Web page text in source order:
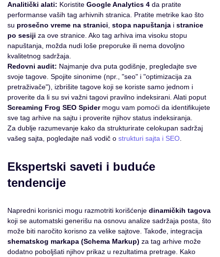
Analitički alati: Koristite Google Analytics 4 da pratite
performanse vaših tag arhivnih stranica. Pratite metrike kao što
su prosečno vreme na stranici stopa napuštanja i stranice
po sesiji za ove stranice. Ako tag arhiva ima visoku stopu
napuštanja, možda nudi loše preporuke ili nema dovoljno
kvalitetnog sadržaja.
Redovni audit: Najmanje dva puta godišnje, pregledajte sve
svoje tagove. Spojite sinonime (npr., "seo" i "optimizacija za
pretraživače"), izbrišite tagove koji se koriste samo jednom i
proverite da li su svi važni tagovi pravilno indeksirani. Alati poput
Screaming Frog SEO Spidermogu vam pomoći da identifikujete
sve tag arhive na sajtu i proverite njihov status indeksiranja.
Za dublje razumevanje kako da strukturirate celokupan sadržaj
vašeg sajta, pogledajte naš vodič o strukturi sajta i SEO
Ekspertski saveti i buduće
tendencije
Napredni korisnici mogu razmotriti korišćenje dinamičkih tagova
koji se automatski generišu na osnovu analize sadržaja posta, što
može biti naročito korisno za velike sajtove. Takođe, integracija
shematskog markapa (Schema Markup) za tag arhive može
dodatno poboljšati njihov prikaz u rezultatima pretrage. Kako